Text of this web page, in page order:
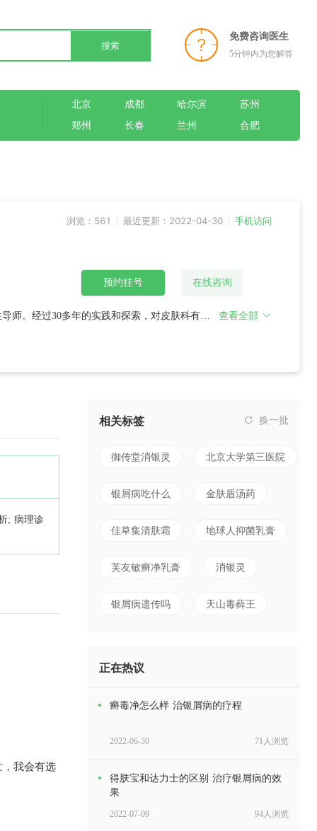
搜索
免费咨询医生
5分钟内为您解答
北京
郑州
成都
长春
哈尔滨
兰州
苏州
合肥
浏览：561 最近更新：2022-04-30 手机访问
师。经过30多年的实践和探索，对皮肤科有关 查看全部
预约挂号 在线咨询
; 病理诊
我会有选
相关标签 换一批
御传堂消银灵 北京大学第三医院
银屑病吃什么 金肤盾汤药
佳草集清肤霜 地球人抑菌乳膏
芙友敏癣净乳膏 消银灵
银屑病遗传吗 天山毒藓王
正在热议
癣毒净怎么样 治银屑病的疗程
2022-06-30 71人浏览
得肤宝和达力士的区别 治疗银屑病的效
果
2022-07-09 94人浏览